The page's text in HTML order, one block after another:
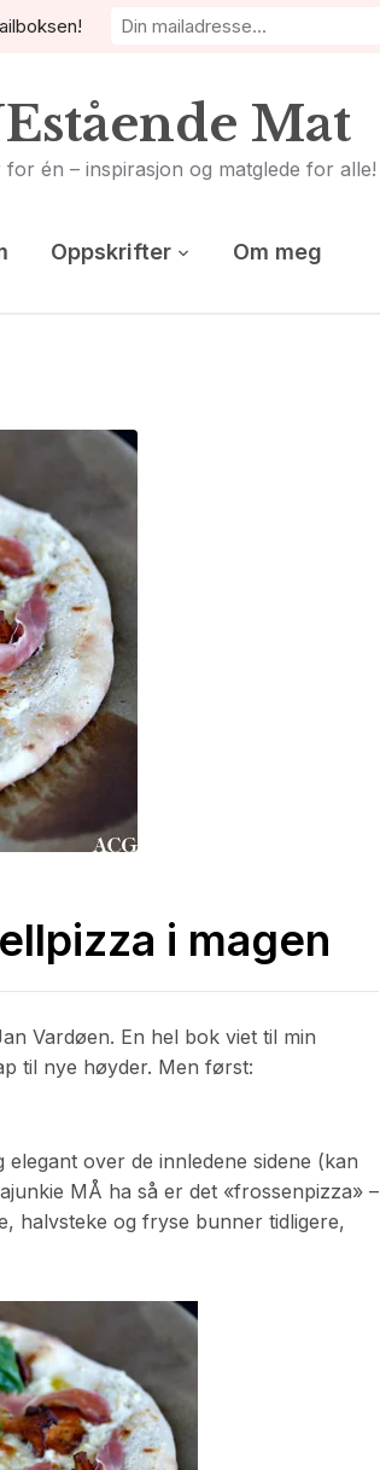
Mat
én – inspirasjon og matglede for alle!
Oppskrifter Om meg
i magen
Vardøen. En hel bok viet til min
til nye høyder. Men først:
over de innledene sidene (kan
MÅ ha så er det «frossenpizza» –
halvsteke og fryse bunner tidligere,